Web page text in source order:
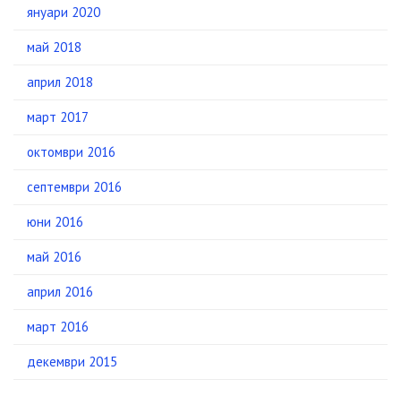
януари 2020
май 2018
април 2018
март 2017
октомври 2016
септември 2016
юни 2016
май 2016
април 2016
март 2016
декември 2015